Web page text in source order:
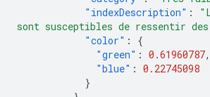
"indexDescription" :
sont susceptibles de ressentir des
"color" :
{
"green" : 0.61960787,
"blue" : 0.22745098
}